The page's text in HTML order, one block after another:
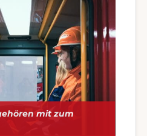
mit zum